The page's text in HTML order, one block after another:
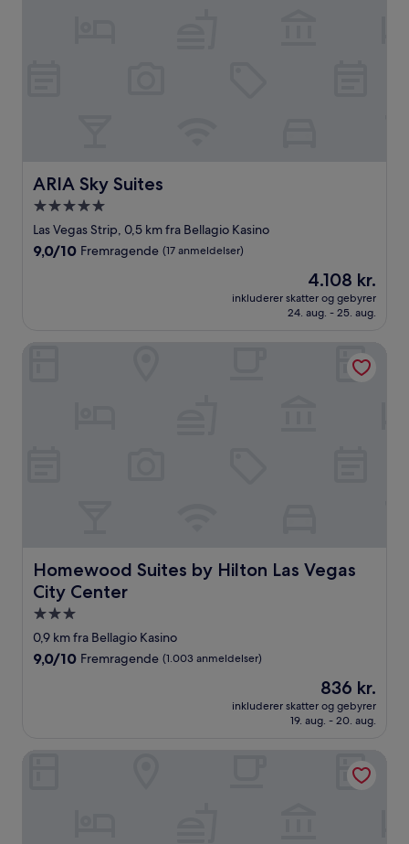
ARIA Sky Suites
ARIA Sky Suites
5.0-
stjernet
overnatningssted
Las Vegas Strip, 0,5 km fra Bellagio Kasino
9.0
anmeldelser)
9,0/10 Fremragende (17 anmeldelser)
Prisen
er
4.108 kr.
4.108 kr.
inkluderer skatter og gebyrer
24. aug. - 25. aug.
Homewood Suites by Hilton Las Vegas
City Center
Homewood Suites by Hilton Las Vegas City Center
3.0-
stjernet
overnatningssted
0,9 km fra Bellagio Kasino
9.0
anmeldelser)
9,0/10 Fremragende (1.003 anmeldelser)
Prisen
er
836 kr.
836 kr.
inkluderer skatter og gebyrer
19. aug. - 20. aug.
Homewood Suites by Hilton Las Vegas City Center
Holiday Inn Club Vacations at Desert Club Resort by IHG